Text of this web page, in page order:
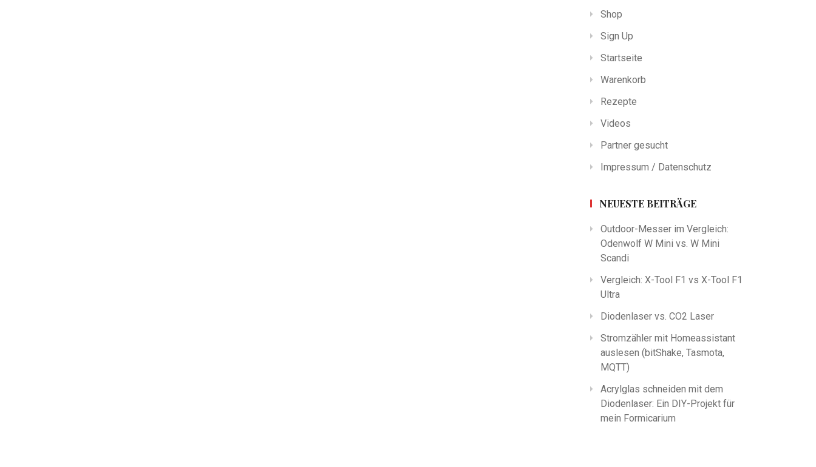
Shop
Sign Up
Startseite
Warenkorb
Rezepte
Videos
Partner gesucht
Impressum / Datenschutz
NEUESTE BEITRÄGE
Outdoor-Messer im Vergleich:
Odenwolf W Mini vs. W Mini
Scandi
Vergleich: X-Tool F1 vs X-Tool F1
Ultra
Diodenlaser vs. CO2 Laser
Stromzähler mit Homeassistant
auslesen (bitShake, Tasmota,
MQTT)
Acrylglas schneiden mit dem
Diodenlaser: Ein DIY-Projekt für
mein Formicarium